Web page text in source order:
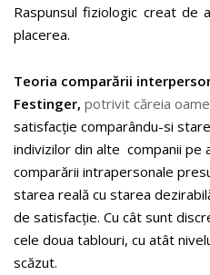
Raspunsul fiziologic creat de
placerea.
Teoria comparării
Festinger, potrivit căreia
satisfacție comparându-si
indivizilor din alte companii pe
comparării intrapersonale
starea reală cu starea
de satisfacție. Cu cât sunt
cele doua tablouri, cu atât
scăzut.